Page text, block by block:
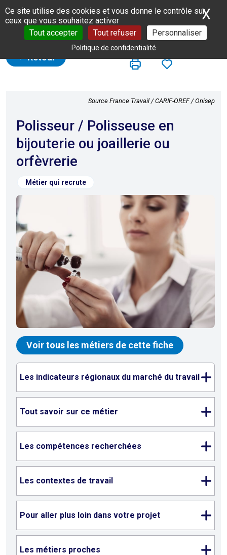
Panneau de gestion des cookies
Ce site utilise des cookies et vous donne le contrôle sur
ceux que vous souhaitez activer
Tout accepter
Tout refuser Personnaliser
Politique de confidentialité
X
Retour
Source France Travail / CARIF-OREF / Onisep
Polisseur / Polisseuse en
bijouterie ou joaillerie ou
orfèvrerie
Métier qui recrute
Voir tous les métiers de cette fiche
Les indicateurs régionaux du marché du travail
Tout savoir sur ce métier
Les compétences recherchées
Les contextes de travail
Pour aller plus loin dans votre projet
Les métiers proches